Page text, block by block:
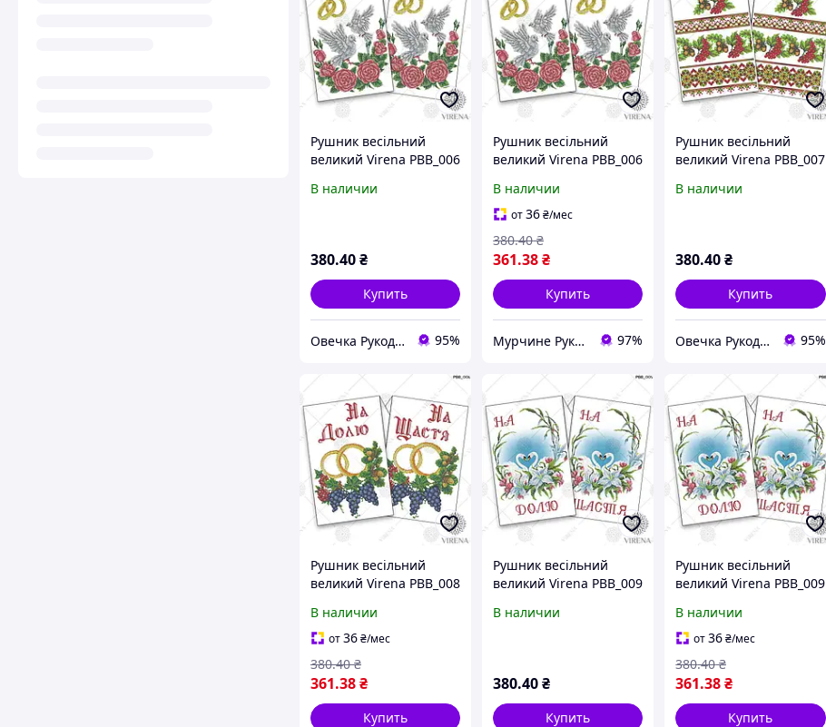
Рушник весільний
великий Virena РВВ_006
В наличии
380.40₴
Купить
Овечка Рукодільниця 95%
Рушник весільний
великий Virena РВВ_006
В наличии
от36₴/мес
361.38₴
380.40 ₴
Купить
Мурчине Рукоділля - супермаркет рукоділля !!! 97%
Рушник весільний
великий Virena РВВ_007
В наличии
380.40₴
Купить
Овечка Рукодільниця 95%
Рушник весільний
великий Virena РВВ_008
В наличии
от36₴/мес
361.38₴
380.40 ₴
Купить
Рушник весільний
великий Virena РВВ_009
В наличии
380.40₴
Купить
Рушник весільний
великий Virena РВВ_009
В наличии
от36₴/мес
361.38₴
380.40 ₴
Купить